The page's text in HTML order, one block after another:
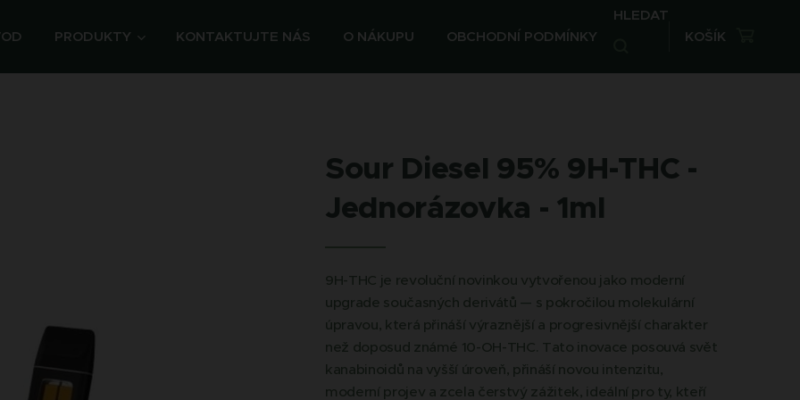
PRODUKTY KONTAKTUJTE NÁS O NÁKUPU OBCHODNÍ PODMÍNKY
HLEDAT
KOŠÍK
Sour Diesel 95% 9H-THC -
Jednorázovka - 1ml
9H-THC je revoluční novinkou vytvořenou jako moderní
upgrade současných derivátů — s pokročilou molekulární
úpravou, která přináší výraznější a progresivnější charakter
než doposud známé 10-OH-THC. Tato inovace posouvá svět
kanabinoidů na vyšší úroveň, přináší novou intenzitu,
moderní projev a zcela čerstvý zážitek, ideální pro ty, kteří